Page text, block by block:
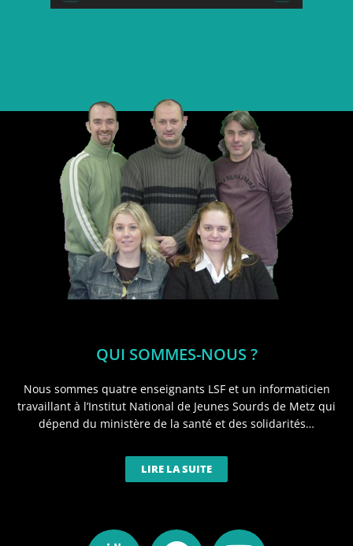
QUI SOMMES-NOUS ?
Nous sommes quatre enseignants LSF et un informaticien
travaillant à l’Institut National de Jeunes Sourds de Metz qui
dépend du ministère de la santé et des solidarités…
LIRE LA SUITE